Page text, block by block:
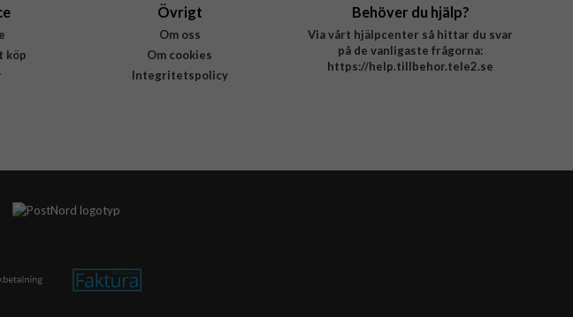
köp
Övrigt
Om oss
Om cookies
Integritetspolicy
Behöver du hjälp?
Via vårt hjälpcenter så hittar du svar
på de vanligaste frågorna:
https://help.tillbehor.tele2.se